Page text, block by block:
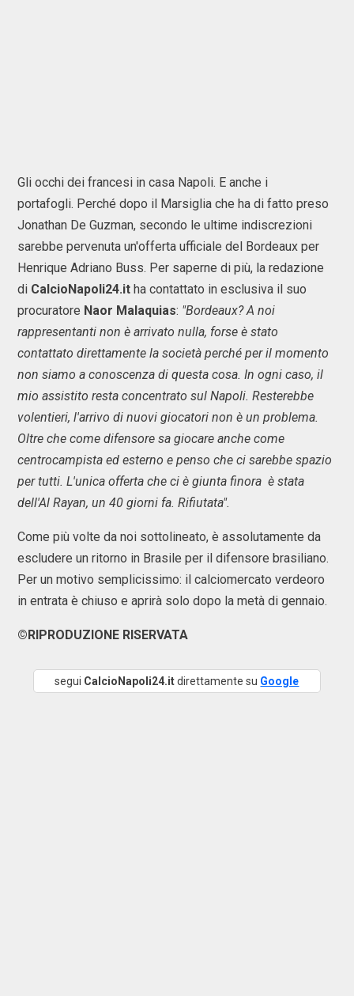
Gli occhi dei francesi in casa Napoli. E anche i
portafogli. Perché dopo il Marsiglia che ha di fatto preso
Jonathan De Guzman, secondo le ultime indiscrezioni
sarebbe pervenuta un'offerta ufficiale del Bordeaux per
Henrique Adriano Buss. Per saperne di più, la redazione
di CalcioNapoli24.it ha contattato in esclusiva il suo
procuratore Naor Malaquias: "Bordeaux? A noi
rappresentanti non è arrivato nulla, forse è stato
contattato direttamente la società perché per il momento
non siamo a conoscenza di questa cosa. In ogni caso, il
mio assistito resta concentrato sul Napoli. Resterebbe
volentieri, l'arrivo di nuovi giocatori non è un problema.
Oltre che come difensore sa giocare anche come
centrocampista ed esterno e penso che ci sarebbe spazio
per tutti. L'unica offerta che ci è giunta finora è stata
dell'Al Rayan, un 40 giorni fa. Rifiutata".
Come più volte da noi sottolineato, è assolutamente da
escludere un ritorno in Brasile per il difensore brasiliano.
Per un motivo semplicissimo: il calciomercato verdeoro
in entrata è chiuso e aprirà solo dopo la metà di gennaio.
©RIPRODUZIONE RISERVATA
segui CalcioNapoli24.itdirettamente su Google